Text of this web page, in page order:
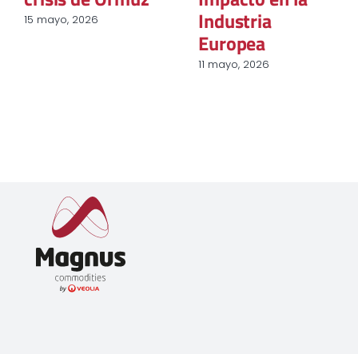
15 mayo, 2026 Industria
Europea
11 mayo, 2026